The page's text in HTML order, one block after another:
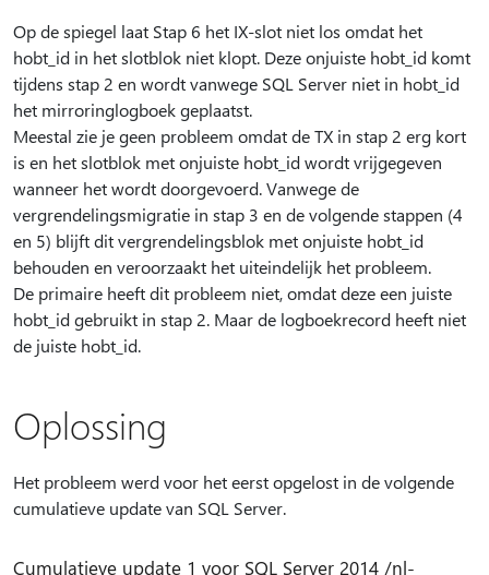
Op de spiegel laat Stap 6 het IX-slot niet los omdat het
hobt_id in het slotblok niet klopt. Deze onjuiste hobt_id komt
tijdens stap 2 en wordt vanwege SQL Server niet in hobt_id
het mirroringlogboek geplaatst.
Meestal zie je geen probleem omdat de TX in stap 2 erg kort
is en het slotblok met onjuiste hobt_id wordt vrijgegeven
wanneer het wordt doorgevoerd. Vanwege de
vergrendelingsmigratie in stap 3 en de volgende stappen (4
en 5) blijft dit vergrendelingsblok met onjuiste hobt_id
behouden en veroorzaakt het uiteindelijk het probleem.
De primaire heeft dit probleem niet, omdat deze een juiste
hobt_id gebruikt in stap 2. Maar de logboekrecord heeft niet
de juiste hobt_id.
Oplossing
Het probleem werd voor het eerst opgelost in de volgende
cumulatieve update van SQL Server.
Cumulatieve update 1 voor SQL Server 2014 /nl-